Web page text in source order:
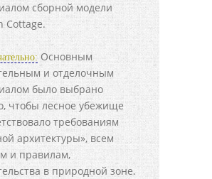
сборной модели
Cottage.
Основным
и отделочным
было выбрано
чтобы лесное убежище
требованиям
архитектуры», всем
и правилам,
в природной зоне.